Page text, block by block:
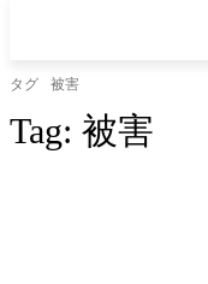
タグ 被害
Tag: 被害